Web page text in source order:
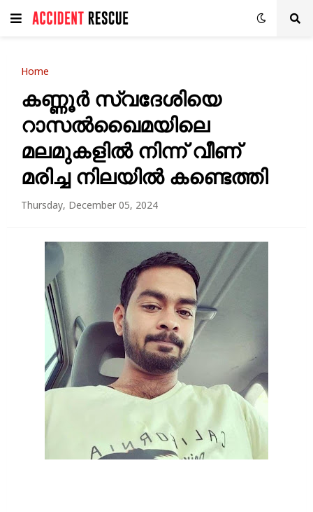
Home
കണ്ണൂര്‍ സ്വദേശിയെ
റാസല്‍ഖൈമയിലെ
മലമുകളില്‍ നിന്ന് വീണ്
മരിച്ച നിലയില്‍ കണ്ടെത്തി
Thursday, December 05, 2024